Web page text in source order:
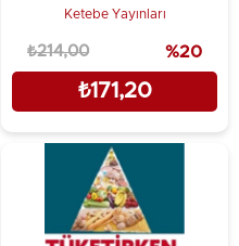
Ketebe Yayınları
₺171,20
₺214,00 %20